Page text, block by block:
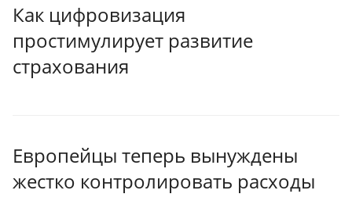
Как цифровизация
простимулирует развитие
страхования
Европейцы теперь вынуждены
жестко контролировать расходы